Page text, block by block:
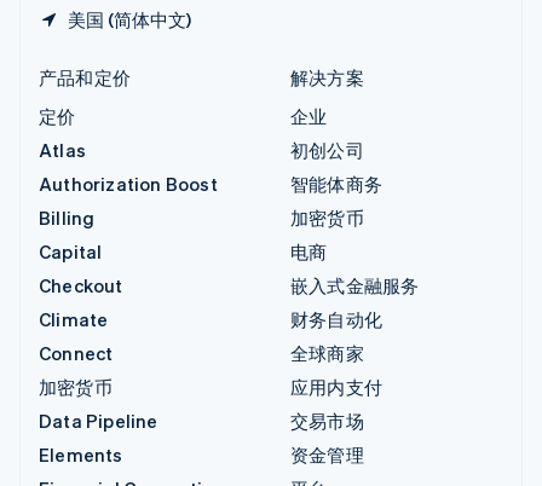
美国 (简体中文)
产品和定价
定价
Atlas
Authorization Boost
Billing
Capital
Checkout
Climate
Connect
加密货币
Data Pipeline
Elements
解决方案
企业
初创公司
智能体商务
加密货币
电商
嵌入式金融服务
财务自动化
全球商家
应用内支付
交易市场
资金管理